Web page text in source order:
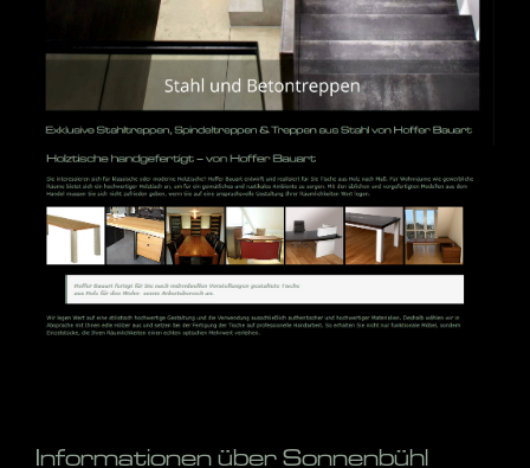
Informationen über Sonnenbühl